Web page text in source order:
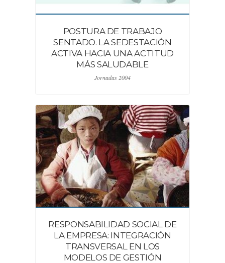
POSTURA DE TRABAJO
SENTADO. LA SEDESTACIÓN
ACTIVA HACIA UNA ACTITUD
MÁS SALUDABLE
Jornadas 2004
RESPONSABILIDAD SOCIAL DE
LA EMPRESA: INTEGRACIÓN
TRANSVERSAL EN LOS
MODELOS DE GESTIÓN